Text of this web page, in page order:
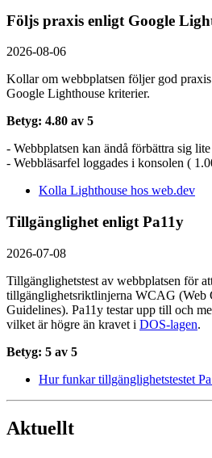
Följs praxis enligt Google
2026-08-06
Kollar om webbplatsen följer god
Google Lighthouse kriterier.
Betyg: 4.80 av 5
- Webbplatsen kan ändå förbättra sig
- Webbläsarfel loggades i konsolen (
Kolla Lighthouse hos web.dev
Tillgänglighet enligt Pa11y
2026-07-08
Tillgänglighetstest av webbplatsen för
tillgänglighets­riktlinjerna WCAG (Web
Guidelines). Pa11y testar upp till och
vilket är högre än kravet i DOS-lagen.
Betyg: 5 av 5
Hur funkar tillgänglighetstestet
Aktuellt